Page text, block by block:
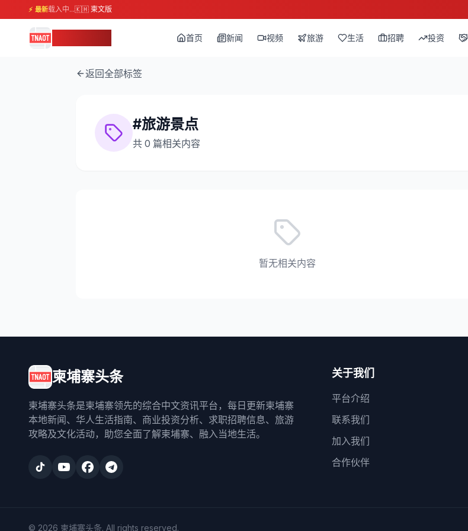
⚡ 最新载入中...🇰🇭 柬文版
首页 新闻 视频 旅游 生活 招聘 投资
返回全部标签
#旅游景点
共 0 篇相关内容
暂无相关内容
柬埔寨头条
柬埔寨头条是柬埔寨领先的综合中文资讯平台，每日更新柬埔寨
本地新闻、华人生活指南、商业投资分析、求职招聘信息、旅游
攻略及文化活动，助您全面了解柬埔寨、融入当地生活。
关于我们
平台介绍
联系我们
加入我们
合作伙伴
© 2026 柬埔寨头条. All rights reserved.